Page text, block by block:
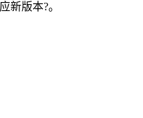
新版本?。